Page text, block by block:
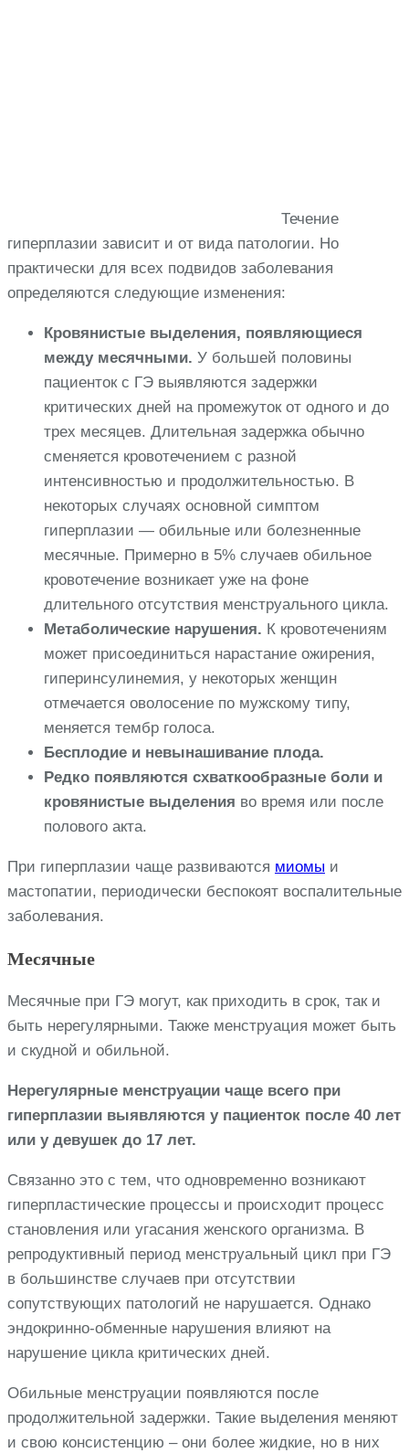
Течение
гиперплазии зависит и от вида патологии. Но
практически для всех подвидов заболевания
определяются следующие изменения:
Кровянистые выделения, появляющиеся
между месячными. У большей половины
пациенток с ГЭ выявляются задержки
критических дней на промежуток от одного и до
трех месяцев. Длительная задержка обычно
сменяется кровотечением с разной
интенсивностью и продолжительностью. В
некоторых случаях основной симптом
гиперплазии — обильные или болезненные
месячные. Примерно в 5% случаев обильное
кровотечение возникает уже на фоне
длительного отсутствия менструального цикла.
Метаболические нарушения. К кровотечениям
может присоединиться нарастание ожирения,
гиперинсулинемия, у некоторых женщин
отмечается оволосение по мужскому типу,
меняется тембр голоса.
Бесплодие и невынашивание плода.
Редко появляются схваткообразные боли и
кровянистые выделения во время или после
полового акта.
При гиперплазии чаще развиваются миомы и
мастопатии, периодически беспокоят воспалительные
заболевания.
Месячные
Месячные при ГЭ могут, как приходить в срок, так и
быть нерегулярными. Также менструация может быть
и скудной и обильной.
Нерегулярные менструации чаще всего при
гиперплазии выявляются у пациенток после 40 лет
или у девушек до 17 лет.
Связанно это с тем, что одновременно возникают
гиперпластические процессы и происходит процесс
становления или угасания женского организма. В
репродуктивный период менструальный цикл при ГЭ
в большинстве случаев при отсутствии
сопутствующих патологий не нарушается. Однако
эндокринно-обменные нарушения влияют на
нарушение цикла критических дней.
Обильные менструации появляются после
продолжительной задержки. Такие выделения меняют
и свою консистенцию – они более жидкие, но в них